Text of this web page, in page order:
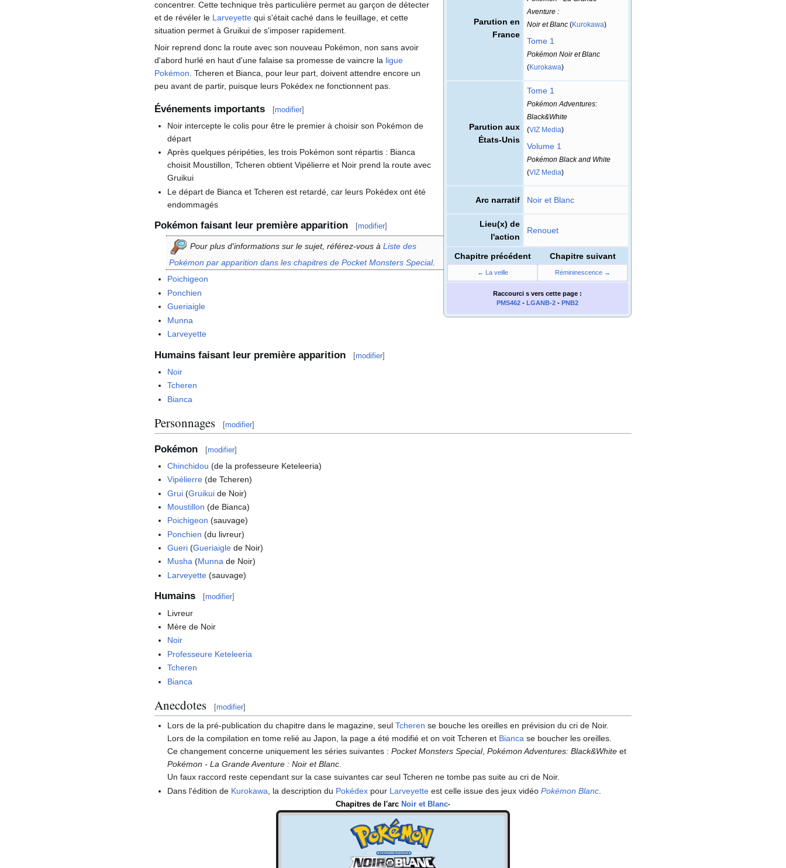
Parution en
France
Aventure :
Noir et Blanc (Kurokawa)
Tome 1
Pokémon Noir et Blanc
(Kurokawa)
Parution aux
États-Unis
Tome 1
Pokémon Adventures:
Black&White
(VIZ Media)
Volume 1
Pokémon Black and White
(VIZ Media)
Arc narratif Noir et Blanc
Lieu(x) de
l'action
Renouet
Chapitre précédent Chapitre suivant
← La veille Rémininescence →
Raccourci s vers cette page :
PMS462 - LGANB-2 - PNB2
concentrer. Cette technique très particulière permet au garçon de détecter
et de révéler le Larveyette qui s'était caché dans le feuillage, et cette
situation permet à Gruikui de s'imposer rapidement.
Noir reprend donc la route avec son nouveau Pokémon, non sans avoir
d'abord hurlé en haut d'une falaise sa promesse de vaincre la ligue
Pokémon . Tcheren et Bianca, pour leur part, doivent attendre encore un
peu avant de partir, puisque leurs Pokédex ne fonctionnent pas.
Événements importants [modifier]
Noir intercepte le colis pour être le premier à choisir son Pokémon de
départ
Après quelques péripéties, les trois Pokémon sont répartis : Bianca
choisit Moustillon, Tcheren obtient Vipélierre et Noir prend la route avec
Gruikui
Le départ de Bianca et Tcheren est retardé, car leurs Pokédex ont été
endommagés
Pokémon faisant leur première apparition [modifier]
Pour plus d'informations sur le sujet, référez-vous à Liste des
Pokémon par apparition dans les chapitres de Pocket Monsters Special.
Poichigeon
Ponchien
Gueriaigle
Munna
Larveyette
Humains faisant leur première apparition [modifier]
Noir
Tcheren
Bianca
Personnages [modifier]
Pokémon [modifier]
Chinchidou (de la professeure Keteleeria)
Vipélierre (de Tcheren)
Grui (Gruikui de Noir)
Moustillon (de Bianca)
Poichigeon (sauvage)
Ponchien (du livreur)
Gueri (Gueriaigle de Noir)
Musha (Munna de Noir)
Larveyette (sauvage)
Humains [modifier]
Livreur
Mère de Noir
Noir
Professeure Keteleeria
Tcheren
Bianca
Anecdotes [modifier]
Lors de la pré-publication du chapitre dans le magazine, seulTcheren se bouche les oreilles en prévision du cri de Noir.
Lors de la compilation en tome relié au Japon, la page a été modifié et on voit Tcheren et Bianca se boucher les oreilles.
Ce changement concerne uniquement les séries suivantes :Pocket Monsters Special,Pokémon Adventures: Black&White et
Pokémon - La Grande Aventure : Noir et Blanc
Un faux raccord reste cependant sur la case suivantes car seul Tcheren ne tombe pas suite au cri de Noir.
Dans l'édition de Kurokawa , la description du Pokédex pour Larveyette est celle issue des jeux vidéoPokémon Blanc
Chapitres de l'arc Noir et Blanc-